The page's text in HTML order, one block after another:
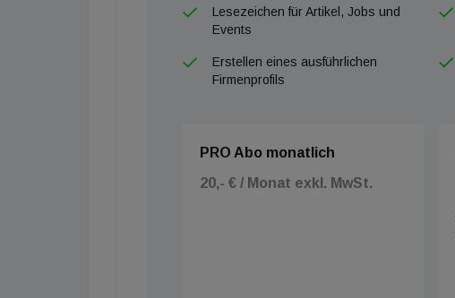
Lesezeichen für Artikel, Jobs und
Events
Erstellen eines ausführlichen
Firmenprofils
PRO Abo monatlich
20,- € / Monat exkl. MwSt.